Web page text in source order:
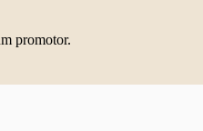
promotor.